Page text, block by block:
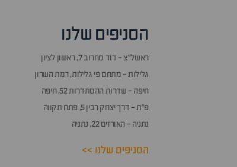
הסניפים שלנו
ראשל״צ - דוד סחרוב 7, ראשון לציון
גלילות - מתחם פי גלילות, רמת השרון
חיפה - שדרות ההסתדרות 52, חיפה
פ״ת - דרך יצחק רבין 5, פתח תקווה
נתניה - האורזים 22, נתניה
הסניפים שלנו >>